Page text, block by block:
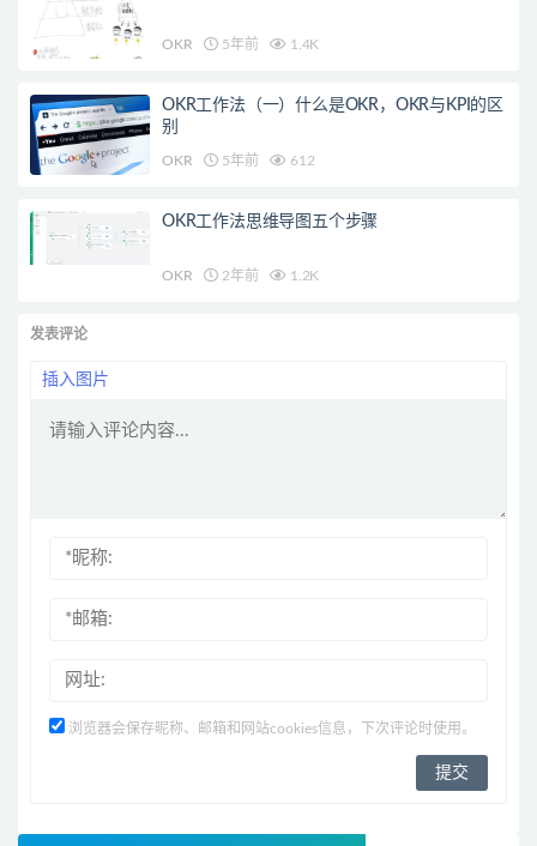
OKR 5年前 1.4K
OKR工作法（一）什么是OKR，OKR与KPI的区
别
OKR 5年前 612
OKR工作法思维导图五个步骤
OKR 2年前 1.2K
发表评论
插入图片
浏览器会保存昵称、邮箱和网站cookies信息，下次评论时使用。